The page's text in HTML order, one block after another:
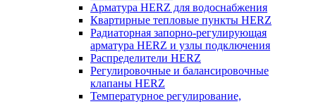
Арматура HERZ для водоснабжения
Квартирные тепловые пункты HERZ
Радиаторная запорно-регулирующая
арматура HERZ и узлы подключения
Распределители HERZ
Регулировочные и балансировочные
клапаны HERZ
Температурное регулирование,